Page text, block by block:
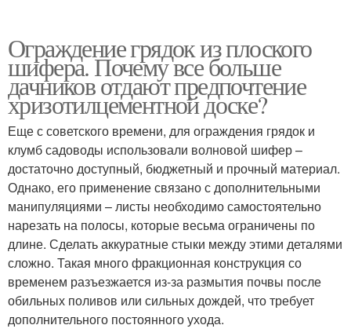
Ограждение грядок из плоского
шифера. Почему все больше
дачников отдают предпочтение
хризотилцементной доске?
Еще с советского времени, для ограждения грядок и
клумб садоводы использовали волновой шифер –
достаточно доступный, бюджетный и прочный материал.
Однако, его применение связано с дополнительными
манипуляциями – листы необходимо самостоятельно
нарезать на полосы, которые весьма ограничены по
длине. Сделать аккуратные стыки между этими деталями
сложно. Такая много фракционная конструкция со
временем разъезжается из-за размытия почвы после
обильных поливов или сильных дождей, что требует
дополнительного постоянного ухода.